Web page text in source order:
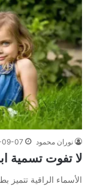
نوران محمود 09-07
لا تفوت تسمية
الأسماء الراقية تتميز